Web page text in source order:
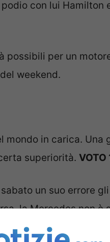
con lui Hamilton
possibili per un
weekend.
mondo in carica. Una
superiorità. VOTO
un suo errore
la Mercedes non è